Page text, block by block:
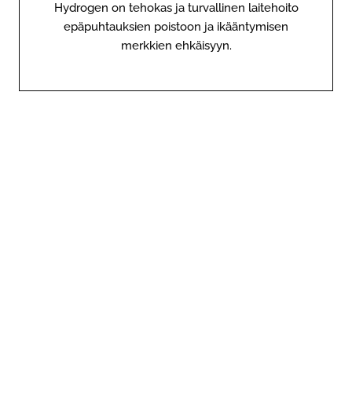
Hydrogen on tehokas ja turvallinen laitehoito
epäpuhtauksien poistoon ja ikääntymisen
merkkien ehkäisyyn.